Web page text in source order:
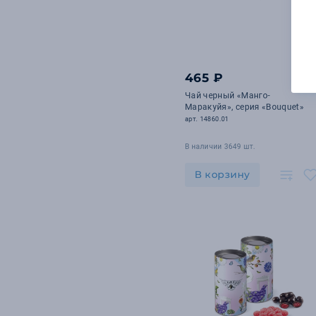
465 ₽
Чай черный «Манго-
Маракуйя», серия «Bouquet»
арт. 14860.01
В наличии 3649 шт.
В корзину